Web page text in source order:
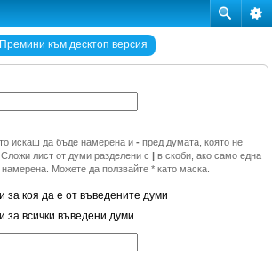
Премини към десктоп версия
искаш да бъде намерена и - пред думата, която не
лист от думи разделени с | в скоби, ако само една
Можете да ползвайте * като маска.
за коя да е от въведените думи
за всички въведени думи